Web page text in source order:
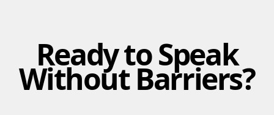
Ready to Speak
Without Barriers?